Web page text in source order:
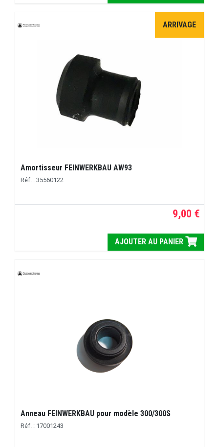
ARRIVAGE
Amortisseur FEINWERKBAU AW93
Réf. : 35560122
9,00 €
AJOUTER AU PANIER
Anneau FEINWERKBAU pour modèle 300/300S
Réf. : 17001243